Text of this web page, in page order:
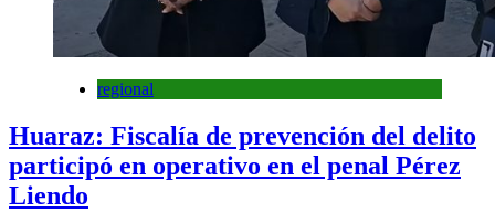
regional
Huaraz: Fiscalía de prevención del delito
participó en operativo en el penal Pérez
Liendo